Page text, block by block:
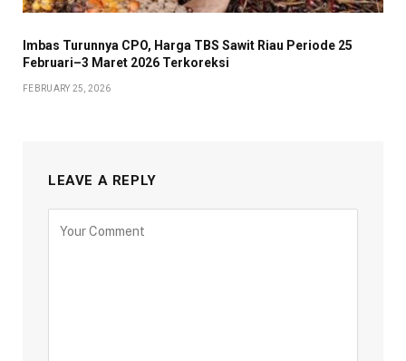
Imbas Turunnya CPO, Harga TBS Sawit Riau Periode 25
Februari–3 Maret 2026 Terkoreksi
FEBRUARY 25, 2026
LEAVE A REPLY